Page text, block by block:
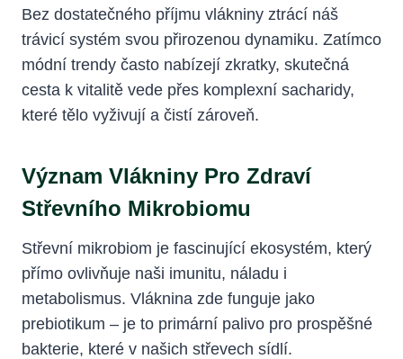
Bez dostatečného příjmu vlákniny ztrácí náš
trávicí systém svou přirozenou dynamiku. Zatímco
módní trendy často nabízejí zkratky, skutečná
cesta k vitalitě vede přes komplexní sacharidy,
které tělo vyživují a čistí zároveň.
Význam Vlákniny Pro Zdraví
Střevního Mikrobiomu
Střevní mikrobiom je fascinující ekosystém, který
přímo ovlivňuje naši imunitu, náladu i
metabolismus. Vláknina zde funguje jako
prebiotikum – je to primární palivo pro prospěšné
bakterie, které v našich střevech sídlí.